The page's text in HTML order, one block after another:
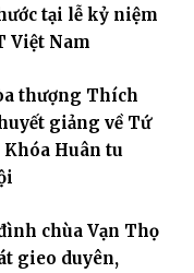
tại lễ kỷ niệm
Việt Nam
thượng Thích
giảng về Tứ
Huân tu
chùa Vạn Thọ
gieo duyên,